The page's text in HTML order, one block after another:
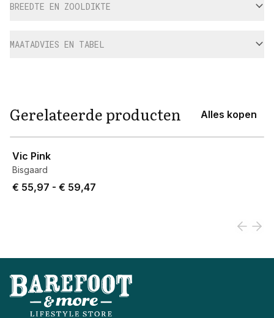
BREEDTE EN ZOOLDIKTE
MAATADVIES EN TABEL
Gerelateerde producten Alles kopen
Vic Pink
Bisgaard
Price from € 55,97 to € 59,47.
€ 55,97 - € 59,47